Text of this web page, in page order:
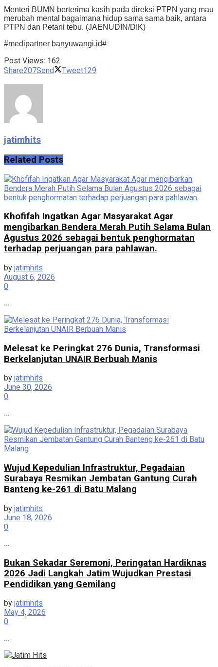
Menteri BUMN berterima kasih pada direksi PTPN yang mau
merubah mental bagaimana hidup sama sama baik, antara
PTPN dan Petani tebu. (JAENUDIN/DIK)
#medipartner banyuwangi.id#
Post Views: 162
Share207Send Tweet129
jatimhits
Related Posts
Khofifah Ingatkan Agar Masyarakat Agar
mengibarkan Bendera Merah Putih Selama Bulan
Agustus 2026 sebagai bentuk penghormatan
terhadap perjuangan para pahlawan.
by jatimhits
August 6, 2026
0
...
Melesat ke Peringkat 276 Dunia, Transformasi
Berkelanjutan UNAIR Berbuah Manis
by jatimhits
June 30, 2026
0
...
Wujud Kepedulian Infrastruktur, Pegadaian
Surabaya Resmikan Jembatan Gantung Curah
Banteng ke-261 di Batu Malang
by jatimhits
June 18, 2026
0
...
Bukan Sekadar Seremoni, Peringatan Hardiknas
2026 Jadi Langkah Jatim Wujudkan Prestasi
Pendidikan yang Gemilang
by jatimhits
May 4, 2026
0
...